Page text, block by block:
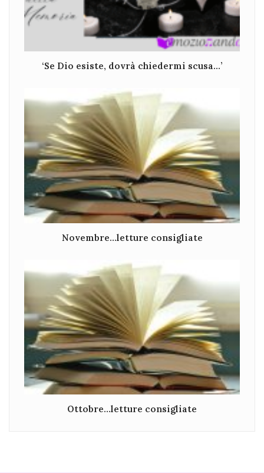
‘Se Dio esiste, dovrà chiedermi scusa…’
Novembre…letture consigliate
Ottobre…letture consigliate